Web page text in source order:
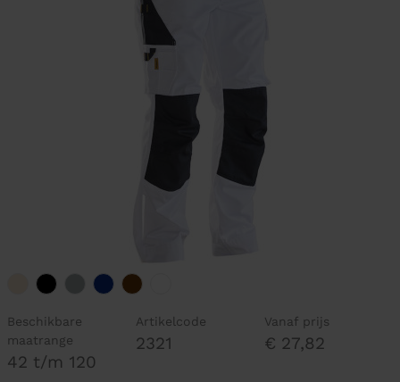
Beschikbare
maatrange
42 t/m 120
Artikelcode
2321
Vanaf prijs
€ 27,82